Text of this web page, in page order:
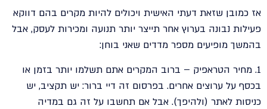
אז כמובן שזאת דעתי האישית ויכולים להיות מקרים בהם דווקא
פעילות נבונה בערוץ אחר תייצר יותר תנועה ומכירות לעסק, אבל
בהמשך מופיעים מספר מדדים שאני בוחן:
1. מחיר הטראפיק – ברוב המקרים אתם תשלמו יותר בזמן או
בכסף על ערוצים אחרים. בפרסום זה דיי ברור: יש תקציב, יש
כניסות לאתר (ולהיפך). אבל אם תחשבו על זה גם במדיה